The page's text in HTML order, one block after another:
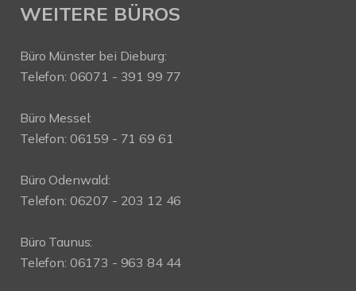
WEITERE BÜROS
Büro Münster bei Dieburg:
Telefon: 06071 - 391 99 77
Büro Messel:
Telefon: 06159 - 71 69 61
Büro Odenwald:
Telefon: 06207 - 203 12 46
Büro Taunus:
Telefon: 06173 - 963 84 44